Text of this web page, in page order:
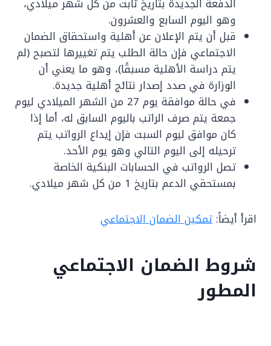
وهو اليوم السابع والعشرون.
قبل أن يتم الإعلان عن أهلية واستحقاق الضمان
الاجتماعي فإن حالة الطلب يتم تغييرها لتصبح (لم
يتم دراسة الأهلية مسبقًا)، وهو ما يعني أن
الوزارة في صدد إصدار نتائج أهلية جديدة.
في حالة موافقة يوم 27 من الشهر الميلادي ليوم
جمعة يتم صرف الراتب باليوم السابق له، أما إذا
كان موافق ليوم السبت فإن إيداع الرواتب يتم
ترحيله إلى اليوم التالي وهو يوم الأحد.
تصل الرواتب في الحسابات البنكية الخاصة
بمستحقي الدعم بتاريخ 1 من كل شهر ميلادي.
اقرأ أيضاً: تمكين الضمان الاجتماعي
شروط الضمان الاجتماعي
المطور